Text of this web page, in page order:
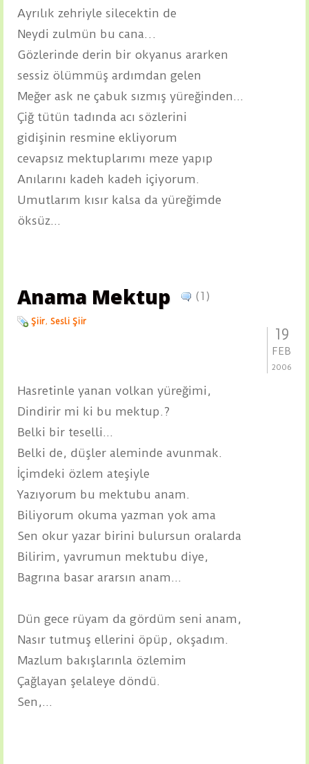
Ayrılık zehriyle silecektin de
Neydi zulmün bu cana…
Gözlerinde derin bir okyanus ararken
sessiz ölümmüş ardımdan gelen
Meğer ask ne çabuk sızmış yüreğinden...
Çiğ tütün tadında acı sözlerini
gidişinin resmine ekliyorum
cevapsız mektuplarımı meze yapıp
Anılarını kadeh kadeh içiyorum.
Umutlarım kısır kalsa da yüreğimde
öksüz...
Anama Mektup (1)
Şiir, Sesli Şiir
19
FEB
2006
Hasretinle yanan volkan yüreğimi,
Dindirir mi ki bu mektup.?
Belki bir teselli...
Belki de, düşler aleminde avunmak.
İçimdeki özlem ateşiyle
Yazıyorum bu mektubu anam.
Biliyorum okuma yazman yok ama
Sen okur yazar birini bulursun oralarda
Bilirim, yavrumun mektubu diye,
Bagrına basar ararsın anam...
Dün gece rüyam da gördüm seni anam,
Nasır tutmuş ellerini öpüp, okşadım.
Mazlum bakışlarınla özlemim
Çağlayan şelaleye döndü.
Sen,...